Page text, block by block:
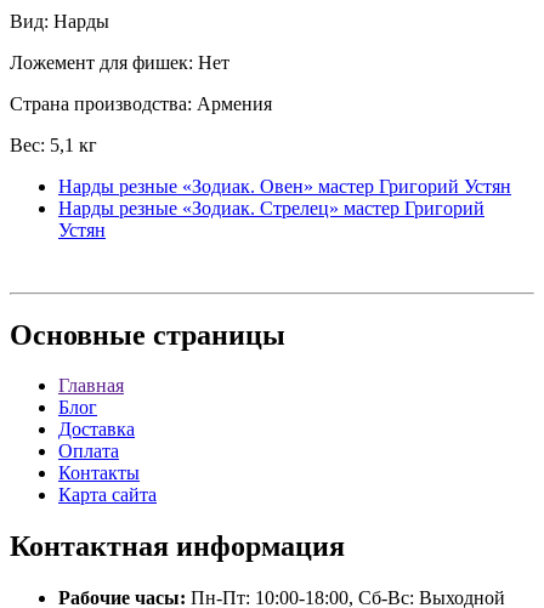
Вид: Нарды
Ложемент для фишек: Нет
Страна производства: Армения
Вес: 5,1 кг
Нарды резные «Зодиак. Овен» мастер Григорий Устян
Нарды резные «Зодиак. Стрелец» мастер Григорий
Устян
Основные страницы
Главная
Блог
Доставка
Оплата
Контакты
Карта сайта
Контактная информация
Рабочие часы: Пн-Пт: 10:00-18:00, Сб-Вс: Выходной